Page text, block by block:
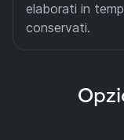
elaborati in
conservati.